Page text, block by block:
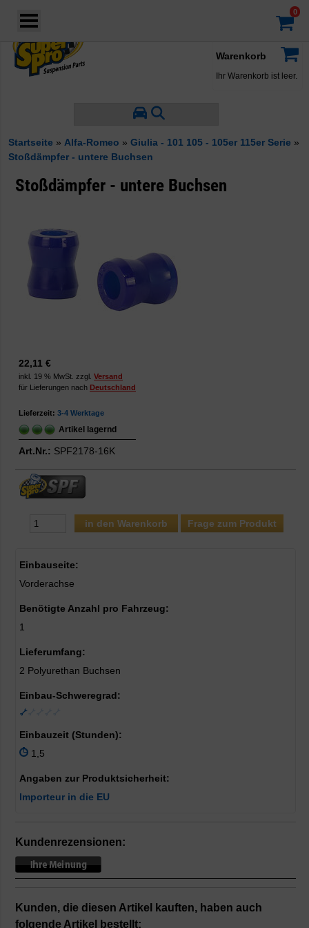
Warenkorb
Ihr Warenkorb ist leer.
Startseite » Alfa-Romeo » Giulia - 101 105 - 105er 115er Serie »
Stoßdämpfer - untere Buchsen
Stoßdämpfer - untere Buchsen
22,11 €
inkl. 19 % MwSt. zzgl. Versand
für Lieferungen nach Deutschland
Lieferzeit: 3-4 Werktage
Artikel lagernd
Art.Nr.: SPF2178-16K
Frage zum Produkt
Einbauseite:
Vorderachse
Benötigte Anzahl pro Fahrzeug:
1
Lieferumfang:
2 Polyurethan Buchsen
Einbau-Schweregrad:
Einbauzeit (Stunden):
1,5
Angaben zur Produktsicherheit:
Importeur in die EU
Kundenrezensionen:
Kunden, die diesen Artikel kauften, haben auch
folgende Artikel bestellt: